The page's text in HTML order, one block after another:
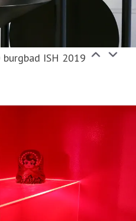
burgbad ISH 2019